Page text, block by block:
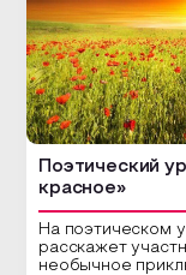
Поэтический
красное»
На поэтическом
расскажет
необычное